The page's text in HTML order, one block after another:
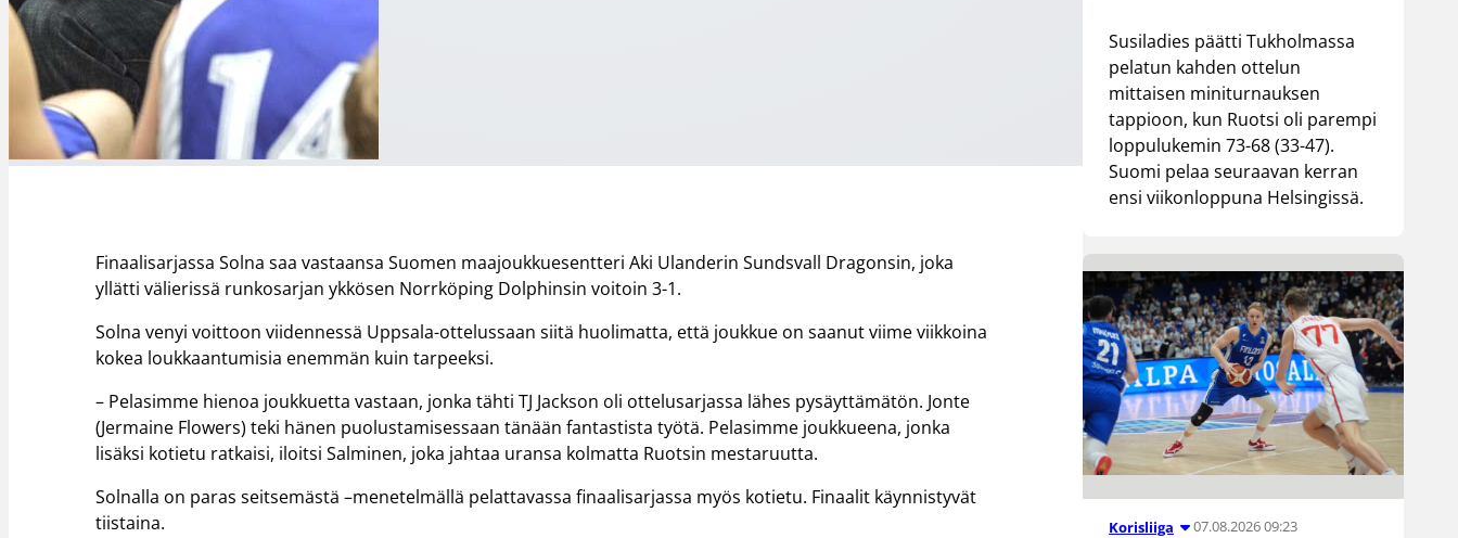
Finaalisarjassa Solna saa vastaansa Suomen maajoukkuesentteri Aki Ulanderin Sundsvall Dragonsin, joka
yllätti välierissä runkosarjan ykkösen Norrköping Dolphinsin voitoin 3-1.
Solna venyi voittoon viidennessä Uppsala-ottelussaan siitä huolimatta, että joukkue on saanut viime viikkoina
kokea loukkaantumisia enemmän kuin tarpeeksi.
– Pelasimme hienoa joukkuetta vastaan, jonka tähti TJ Jackson oli ottelusarjassa lähes pysäyttämätön. Jonte
(Jermaine Flowers) teki hänen puolustamisessaan tänään fantastista työtä. Pelasimme joukkueena, jonka
lisäksi kotietu ratkaisi, iloitsi Salminen, joka jahtaa uransa kolmatta Ruotsin mestaruutta.
Solnalla on paras seitsemästä –menetelmällä pelattavassa finaalisarjassa myös kotietu. Finaalit käynnistyvät
tiistaina.
Susiladies päätti Tukholmassa
pelatun kahden ottelun
mittaisen miniturnauksen
tappioon, kun Ruotsi oli parempi
loppulukemin 73-68 (33-47).
Suomi pelaa seuraavan kerran
ensi viikonloppuna Helsingissä.
Korisliiga 07.08.2026 09:23